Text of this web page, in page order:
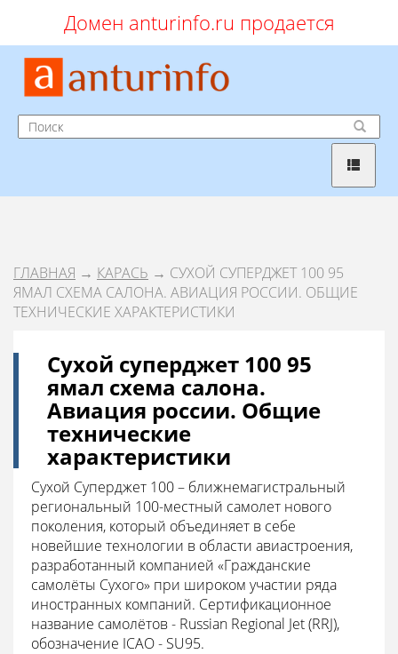
Домен anturinfo.ru продается
ГЛАВНАЯ → КАРАСЬ → СУХОЙ СУПЕРДЖЕТ 100 95
ЯМАЛ СХЕМА САЛОНА. АВИАЦИЯ РОССИИ. ОБЩИЕ
ТЕХНИЧЕСКИЕ ХАРАКТЕРИСТИКИ
Сухой суперджет 100 95
ямал схема салона.
Авиация россии. Общие
технические
характеристики
Сухой Суперджет 100 – ближнемагистральный
региональный 100-местный самолет нового
поколения, который объединяет в себе
новейшие технологии в области авиастроения,
разработанный компанией «Гражданские
самолёты Сухого» при широком участии ряда
иностранных компаний. Сертификационное
название самолётов - Russian Regional Jet (RRJ),
обозначение ICAO - SU95.